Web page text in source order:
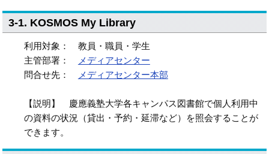
3-1. KOSMOS My Library
利用対象： 教員・職員・学生
主管部署：
メディアセンター
問合せ先：
メディアセンター本部
【説明】 慶應義塾大学各キャンパス図書館で個人利用中
の資料の状況（貸出・予約・延滞など）を照会することが
できます。